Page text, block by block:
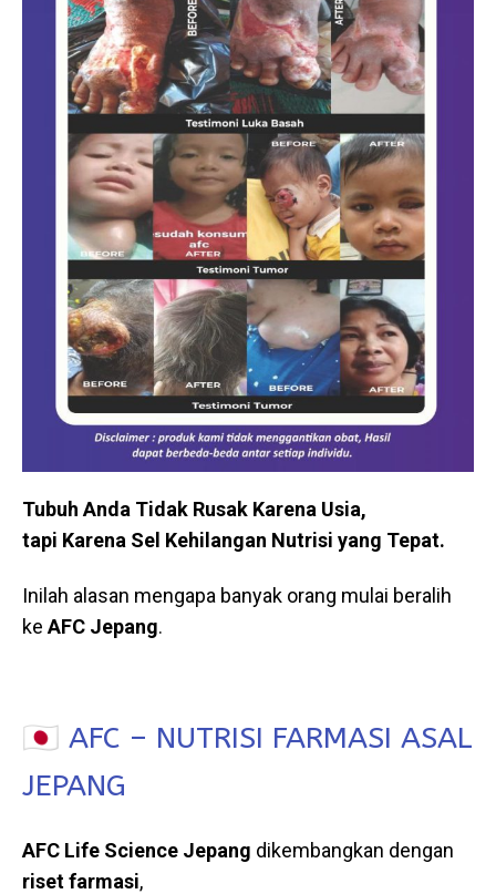
Tubuh Anda Tidak Rusak Karena Usia,
tapi Karena Sel Kehilangan Nutrisi yang Tepat.
Inilah alasan mengapa banyak orang mulai beralih
keAFC Jepang.
🇯🇵 AFC – NUTRISI FARMASI ASAL
JEPANG
AFC Life Science Jepang dikembangkan dengan
riset farmasi,